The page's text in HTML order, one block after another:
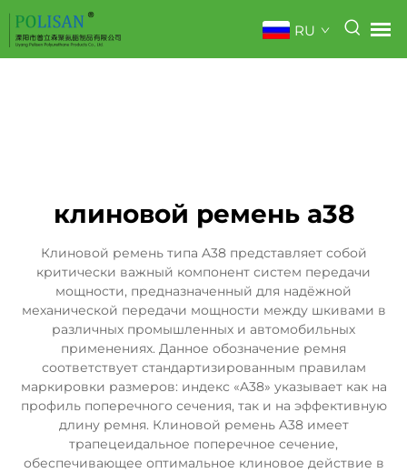
RU
клиновой ремень a38
Клиновой ремень типа A38 представляет собой
критически важный компонент систем передачи
мощности, предназначенный для надёжной
механической передачи мощности между шкивами в
различных промышленных и автомобильных
применениях. Данное обозначение ремня
соответствует стандартизированным правилам
маркировки размеров: индекс «A38» указывает как на
профиль поперечного сечения, так и на эффективную
длину ремня. Клиновой ремень A38 имеет
трапецеидальное поперечное сечение,
обеспечивающее оптимальное клиновое действие в